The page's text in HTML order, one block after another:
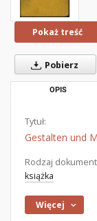
Pokaż treść
Pobierz
OPIS
Tytuł:
Gestalten und
Rodzaj
książka
Więcej